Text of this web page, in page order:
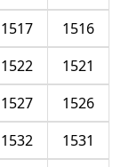
1516
1517
1521
1522
1526
1527
1531
1532